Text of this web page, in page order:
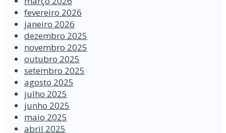
fevereiro 2026
janeiro 2026
dezembro 2025
novembro 2025
outubro 2025
setembro 2025
agosto 2025
julho 2025
junho 2025
maio 2025
abril 2025